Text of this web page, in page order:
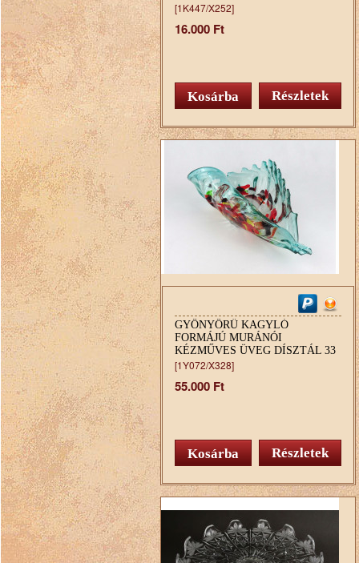
[1K447/X252]
16.000 Ft
Részletek
GYÖNYÖRŰ KAGYLÓ
FORMÁJÚ MURÁNÓI
KÉZMŰVES ÜVEG DÍSZTÁL 33
CM
[1Y072/X328]
55.000 Ft
Részletek